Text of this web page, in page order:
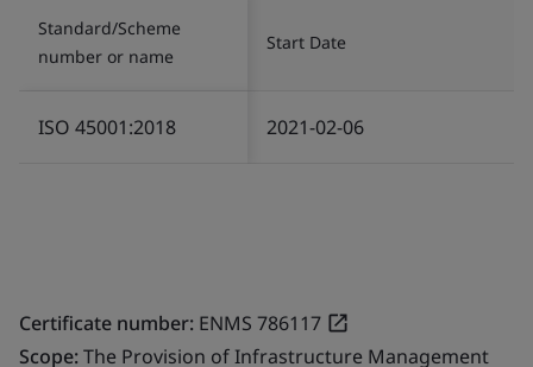
Standard/Scheme
number or name
Start Date
ISO 45001:2018 2021-02-06
Certificate number: ENMS 786117
Scope:The Provision of Infrastructure Management